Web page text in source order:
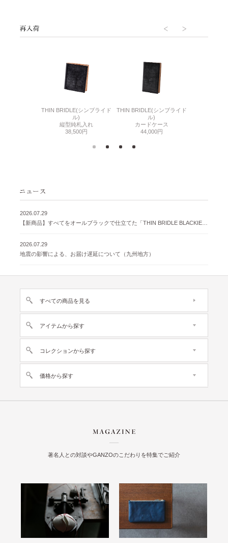
THIN BRIDLE(シンブライド
ル)
縦型純札入れ
38,500円
THIN BRIDLE(シンブライド
ル)
カードケース
44,000円
2026.07.29
2026.07.29
地震の影響による、お届け遅延について（九州地方）
すべての商品を見る
アイテムから探す
コレクションから探す
価格から探す
著名人との対談やGANZOのこだわりを特集でご紹介